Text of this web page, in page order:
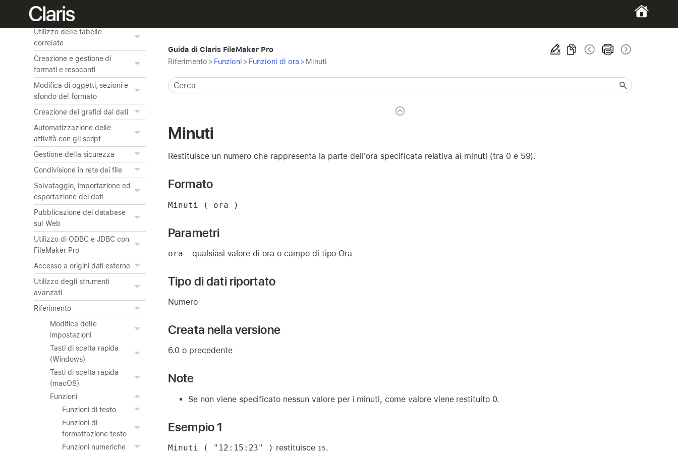
Creazione di un'app
personalizzata
Utilizzo delle tabelle
correlate
Creazione e gestione di
formati e resoconti
Modifica di oggetti, sezioni e
sfondo del formato
Creazione dei grafici dai dati
Automatizzazione delle
attività con gli script
Gestione della sicurezza
Condivisione in rete dei file
Salvataggio, importazione ed
esportazione dei dati
Pubblicazione dei database
sul Web
Utilizzo di ODBC e JDBC con
FileMaker Pro
Accesso a origini dati esterne
Utilizzo degli strumenti
avanzati
Riferimento
Modifica delle
impostazioni
Tasti di scelta rapida
(Windows)
Tasti di scelta rapida
(macOS)
Funzioni
Funzioni di testo
Funzioni di
formattazione testo
Funzioni numeriche
Guida di Claris FileMaker Pro
Riferimento > Funzioni > Funzioni di ora > Minuti
Minuti
Restituisce un numero che rappresenta la parte dell'ora specificata relativa ai minuti (tra 0 e 59).
Formato
Minuti ( ora )
Parametri
ora - qualsiasi valore di ora o campo di tipo Ora
Tipo di dati riportato
Numero
Creata nella versione
6.0 o precedente
Note
Se non viene specificato nessun valore per i minuti, come valore viene restituito 0.
Esempio 1
Minuti ( "12:15:23" ) restituisce 15.